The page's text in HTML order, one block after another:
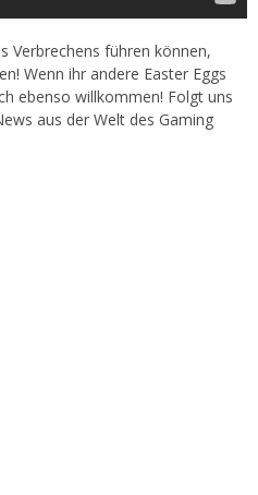
Verbrechens führen können,
Wenn ihr andere Easter Eggs
ebenso willkommen! Folgt uns
aus der Welt des Gaming